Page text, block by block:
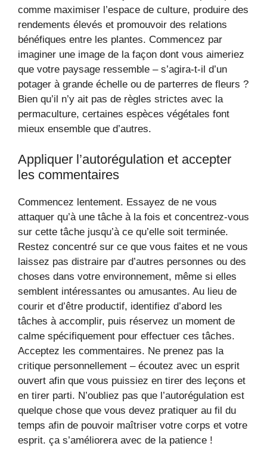
comme maximiser l’espace de culture, produire des
rendements élevés et promouvoir des relations
bénéfiques entre les plantes. Commencez par
imaginer une image de la façon dont vous aimeriez
que votre paysage ressemble – s’agira-t-il d’un
potager à grande échelle ou de parterres de fleurs ?
Bien qu’il n’y ait pas de règles strictes avec la
permaculture, certaines espèces végétales font
mieux ensemble que d’autres.
Appliquer l’autorégulation et accepter
les commentaires
Commencez lentement. Essayez de ne vous
attaquer qu’à une tâche à la fois et concentrez-vous
sur cette tâche jusqu’à ce qu’elle soit terminée.
Restez concentré sur ce que vous faites et ne vous
laissez pas distraire par d’autres personnes ou des
choses dans votre environnement, même si elles
semblent intéressantes ou amusantes. Au lieu de
courir et d’être productif, identifiez d’abord les
tâches à accomplir, puis réservez un moment de
calme spécifiquement pour effectuer ces tâches.
Acceptez les commentaires. Ne prenez pas la
critique personnellement – écoutez avec un esprit
ouvert afin que vous puissiez en tirer des leçons et
en tirer parti. N’oubliez pas que l’autorégulation est
quelque chose que vous devez pratiquer au fil du
temps afin de pouvoir maîtriser votre corps et votre
esprit. ça s’améliorera avec de la patience !